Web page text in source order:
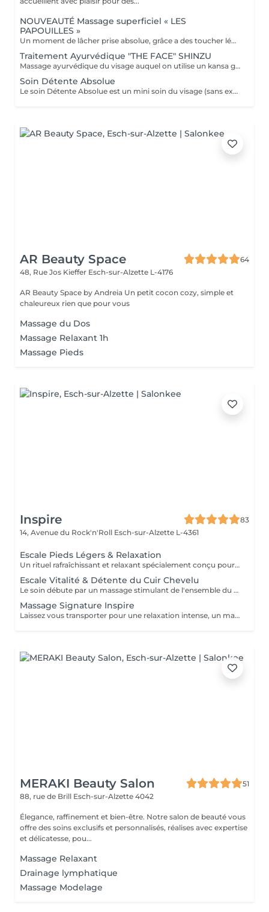
NOUVEAUTÉ Massage superficiel « LES
PAPOUILLES »
Un moment de lâcher prise absolue, grâce a des toucher léger axé sur la caresse et le frisson agréable. A l'aide de plumes, de mains expertes et d'ustensiles soigneusement choisis, ce massage superficiel invite à un voyage sensoriel. Subtil pour apaiser le mental, relâcher les tensions émotionnelles se reconnecter à son corps en toute douceur. Idéal pour les personnes aimant les papouilles.
Traitement Ayurvédique "THE FACE" SHINZU
Massage ayurvédique du visage auquel on utilise un kansa guérisseur de L'Inde. Celui-ci permet de rééquilibrer les énergies au corps, agit sur des points d'acupression pour améliorer la circulation, détendre les muscles, drainer, anti-stresse et raffermir l'ovale du visage. Résultats: *Détente *Peau lumineuse *Amélioration du tonus musculaire *Diminution des tensions faciales *Améliore les maux de tête *Anti-stress *Draine
Soin Détente Absolue
Le soin Détente Absolue est un mini soin du visage (sans extraction des points noirs) et un massage du corps d'une durée totale de 1h30. On commence par un massage relaxant sur la face arrière, jambes puis dos. Face avant mini soin visage (nettoyant + gommage #FACE PERFECTION) massage du décolleté, du visage et pendant la pose du masque, on effectue un massage relaxant sur les jambes et pieds. Un soin cocooning tout en douceur.
AR Beauty Space
64
48, Rue Jos Kieffer Esch-sur-Alzette L-4176
AR Beauty Space by Andreia Un petit cocon cozy, simple et
chaleureux rien que pour vous
Massage du Dos
Massage Relaxant 1h
Massage Pieds
Inspire
83
14, Avenue du Rock'n'Roll Esch-sur-Alzette L-4361
Escale Pieds Légers & Relaxation
Un rituel rafraîchissant et relaxant spécialement conçu pour délasser les pieds et offrir une profonde sensation de détente à l'ensemble du corps ! Le bain de pieds aux sels d'Epsom enrichis en plantes aromatiques purifiantes et apaisantes invite à relâcher les tensions accumulées tout en procurant une agréable sensation de fraîcheur. Un gommage naturel est ensuite réalisé afin d'exfolier la peau, stimuler la microcirculation et réveiller les zones réflexes présentes sous les pieds. Le rituel se poursuit par un massage profondément relaxant associant manuvres enveloppantes et quelques points inspirés de la réflexologie plantaire. Réalisé à l'aide d'une huile naturelle aux notes fraîches et vivifiantes, ce massage favorise la détente générale et apaise le mental. Une bulle de bien-être pour ralentir, se recentrer et repartir du bon pied !
Escale Vitalité & Détente du Cuir Chevelu
Le soin débute par un massage stimulant de l'ensemble du cuir chevelu afin d'activer la microcirculation et favoriser la vitalité du cheveu. Une huile botanique rafraîchissante est appliquée sur les racines pour purifier le cuir chevelu, apporter une agréable sensation de fraîcheur et contribuer à son équilibre naturel. Une seconde huile au Neem et Coco est ensuite travaillée sur les longueurs et les pointes afin de nourrir, assouplir et protéger la fibre capillaire face aux agressions estivales telles que le soleil, le vent ou les baignades. Les manuvres lentes, enveloppantes et répétitives procurent une profonde sensation de relâchement. Les tensions accumulées se dissipent progressivement tandis que le corps et l'esprit s'abandonnent à une détente profonde. Les cheveux retrouvent douceur, souplesse et éclat, tandis que le cuir chevelu bénéficie d'un véritable bain de fraîcheur. Une parenthèse de bien-être et de calme entre deux soirées terrasses au soleil !
Massage Signature Inspire
Laissez vous transporter pour une relaxation intense, un massage doux et enveloppant à l'huile d'amande douce et aux huiles essentielles Bio. Inspirez profondément, lâchez prise et libérez les tensions aux sons de la nature.
MERAKI Beauty Salon
51
88, rue de Brill Esch-sur-Alzette 4042
Élegance, raffinement et bien-être. Notre salon de beauté vous
offre des soins exclusifs et personnalisés, réalises avec expertise
et délicatesse, pou...
Massage Relaxant
Drainage lymphatique
Massage Modelage